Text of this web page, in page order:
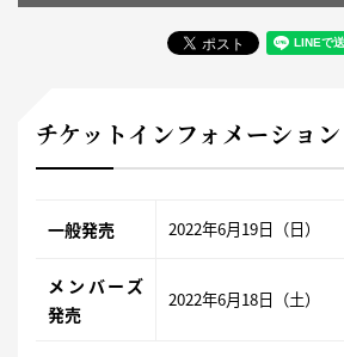
チケットインフォメーション
一般発売 2022年6月19日（日）
メンバーズ
発売
2022年6月18日（土）